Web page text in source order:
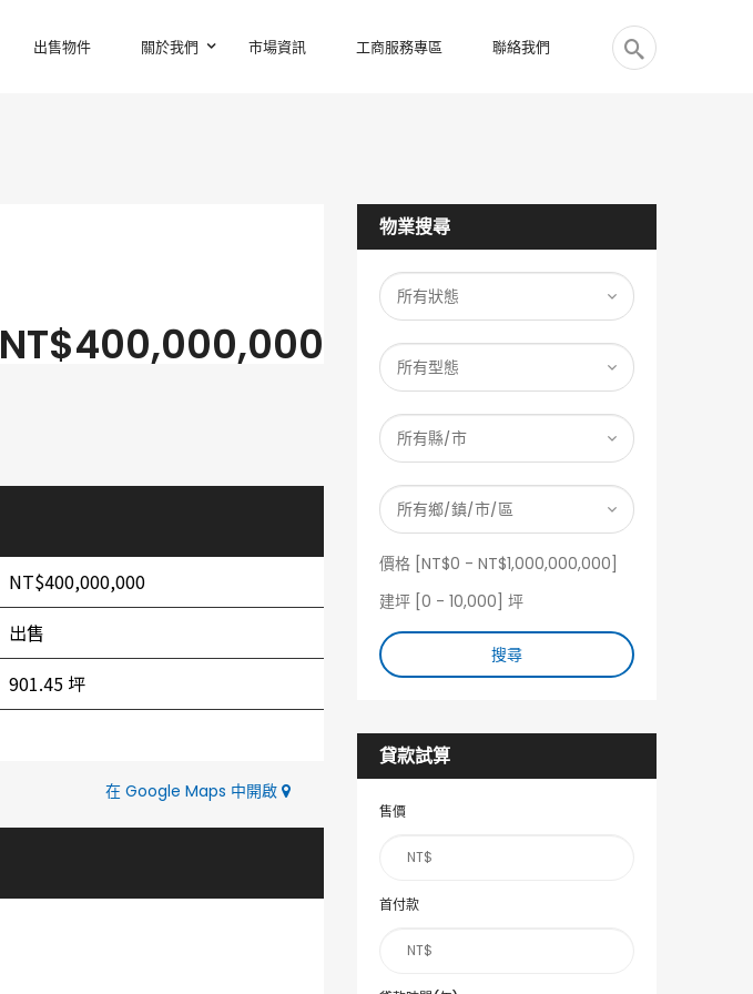
出售物件 關於我們 市場資訊 工商服務專區 聯絡我們
NT$400,000,000
在 Google Maps 中開啟
NT$400,000,000
出售
901.45 坪
物業搜尋
價格 [ NT$0 - NT$1,000,000,000
建坪 [ 0 - 10,000 ] 坪
搜尋
貸款試算
售價
首付款